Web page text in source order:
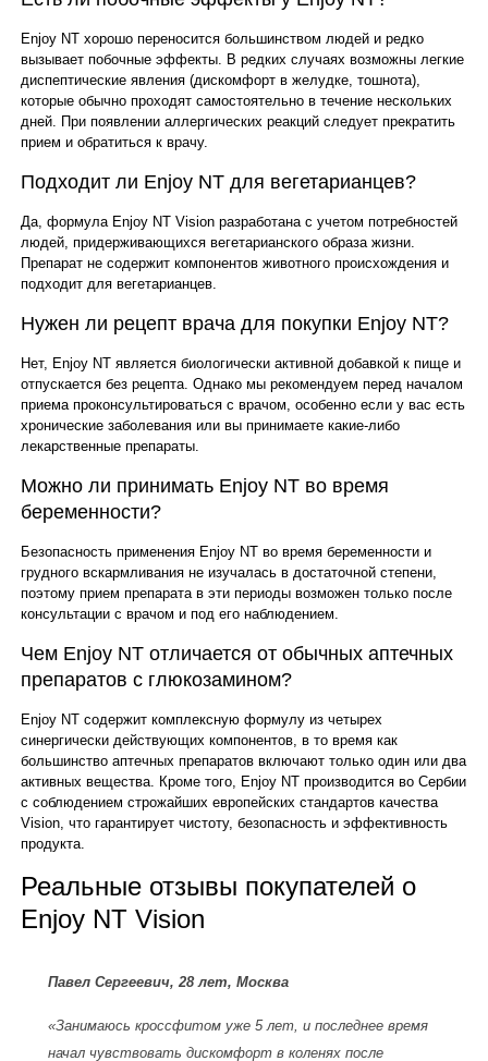
Enjoy NT хорошо переносится большинством людей и редко
вызывает побочные эффекты. В редких случаях возможны легкие
диспептические явления (дискомфорт в желудке, тошнота),
которые обычно проходят самостоятельно в течение нескольких
дней. При появлении аллергических реакций следует прекратить
прием и обратиться к врачу.
Подходит ли Enjoy NT для вегетарианцев?
Да, формула Enjoy NT Vision разработана с учетом потребностей
людей, придерживающихся вегетарианского образа жизни.
Препарат не содержит компонентов животного происхождения и
подходит для вегетарианцев.
Нужен ли рецепт врача для покупки Enjoy NT?
Нет, Enjoy NT является биологически активной добавкой к пище и
отпускается без рецепта. Однако мы рекомендуем перед началом
приема проконсультироваться с врачом, особенно если у вас есть
хронические заболевания или вы принимаете какие-либо
лекарственные препараты.
Можно ли принимать Enjoy NT во время
беременности?
Безопасность применения Enjoy NT во время беременности и
грудного вскармливания не изучалась в достаточной степени,
поэтому прием препарата в эти периоды возможен только после
консультации с врачом и под его наблюдением.
Чем Enjoy NT отличается от обычных аптечных
препаратов с глюкозамином?
Enjoy NT содержит комплексную формулу из четырех
синергически действующих компонентов, в то время как
большинство аптечных препаратов включают только один или два
активных вещества. Кроме того, Enjoy NT производится во Сербии
с соблюдением строжайших европейских стандартов качества
Vision, что гарантирует чистоту, безопасность и эффективность
продукта.
Реальные отзывы покупателей о
Enjoy NT Vision
Павел Сергеевич, 28 лет, Москва
«Занимаюсь кроссфитом уже 5 лет, и последнее время
начал чувствовать дискомфорт в коленях после